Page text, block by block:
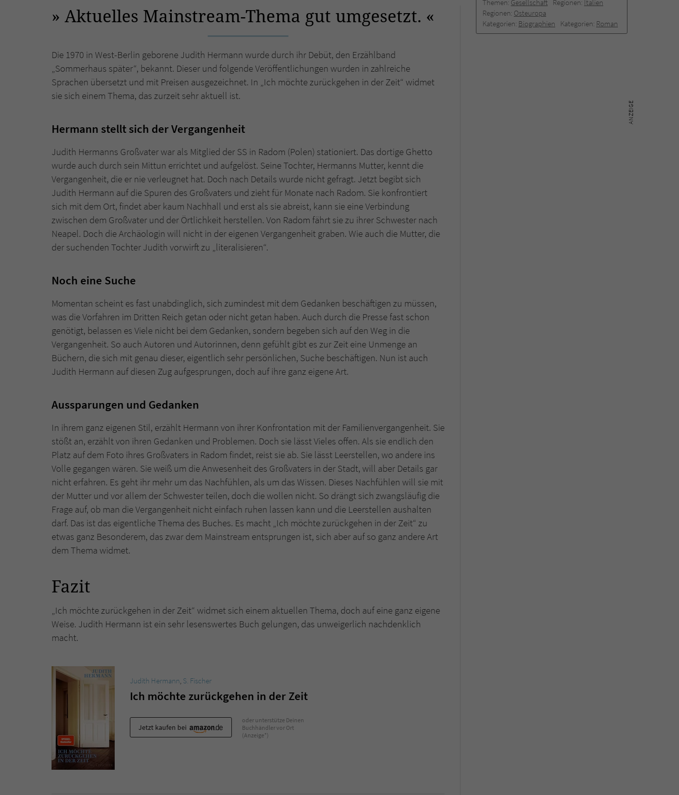
Themen: Gesellschaft Regionen: Italien
Regionen: Osteuropa
Kategorien: Biographien Kategorien: Roman
Aktuelles Mainstream-Thema gut umgesetzt.
Die 1970 in West-Berlin geborene Judith Hermann wurde durch ihr Debüt, den Erzählband
„Sommerhaus später“, bekannt. Dieser und folgende Veröffentlichungen wurden in zahlreiche
Sprachen übersetzt und mit Preisen ausgezeichnet. In „Ich möchte zurückgehen in der Zeit“ widmet
sie sich einem Thema, das zurzeit sehr aktuell ist.
Hermann stellt sich der Vergangenheit
Judith Hermanns Großvater war als Mitglied der SS in Radom (Polen) stationiert. Das dortige Ghetto
wurde auch durch sein Mittun errichtet und aufgelöst. Seine Tochter, Hermanns Mutter, kennt die
Vergangenheit, die er nie verleugnet hat. Doch nach Details wurde nicht gefragt. Jetzt begibt sich
Judith Hermann auf die Spuren des Großvaters und zieht für Monate nach Radom. Sie konfrontiert
sich mit dem Ort, findet aber kaum Nachhall und erst als sie abreist, kann sie eine Verbindung
zwischen dem Großvater und der Örtlichkeit herstellen. Von Radom fährt sie zu ihrer Schwester nach
Neapel. Doch die Archäologin will nicht in der eigenen Vergangenheit graben. Wie auch die Mutter, die
der suchenden Tochter Judith vorwirft zu „literalisieren“.
Noch eine Suche
Momentan scheint es fast unabdinglich, sich zumindest mit dem Gedanken beschäftigen zu müssen,
was die Vorfahren im Dritten Reich getan oder nicht getan haben. Auch durch die Presse fast schon
genötigt, belassen es Viele nicht bei dem Gedanken, sondern begeben sich auf den Weg in die
Vergangenheit. So auch Autoren und Autorinnen, denn gefühlt gibt es zur Zeit eine Unmenge an
Büchern, die sich mit genau dieser, eigentlich sehr persönlichen, Suche beschäftigen. Nun ist auch
Judith Hermann auf diesen Zug aufgesprungen, doch auf ihre ganz eigene Art.
Aussparungen und Gedanken
In ihrem ganz eigenen Stil, erzählt Hermann von ihrer Konfrontation mit der Familienvergangenheit. Sie
stößt an, erzählt von ihren Gedanken und Problemen. Doch sie lässt Vieles offen. Als sie endlich den
Platz auf dem Foto ihres Großvaters in Radom findet, reist sie ab. Sie lässt Leerstellen, wo andere ins
Volle gegangen wären. Sie weiß um die Anwesenheit des Großvaters in der Stadt, will aber Details gar
nicht erfahren. Es geht ihr mehr um das Nachfühlen, als um das Wissen. Dieses Nachfühlen will sie mit
der Mutter und vor allem der Schwester teilen, doch die wollen nicht. So drängt sich zwangsläufig die
Frage auf, ob man die Vergangenheit nicht einfach ruhen lassen kann und die Leerstellen aushalten
darf. Das ist das eigentliche Thema des Buches. Es macht „Ich möchte zurückgehen in der Zeit“ zu
etwas ganz Besonderem, das zwar dem Mainstream entsprungen ist, sich aber auf so ganz andere Art
dem Thema widmet.
Fazit
„Ich möchte zurückgehen in der Zeit“ widmet sich einem aktuellen Thema, doch auf eine ganz eigene
Weise. Judith Hermann ist ein sehr lesenswertes Buch gelungen, das unweigerlich nachdenklich
macht.
Judith Hermann, S. Fischer
Ich möchte zurückgehen in der Zeit
Jetzt kaufen bei
oder unterstütze Deinen
Buchhändler vor Ort
(Anzeige*)
Name tx_pwcomments_ahash
Laufzeit 1 Jahr
Zweck
Name
Anbieter Literatur-Couch Medien GmbH & Co. KG
Laufzeit
Zweck
Dieses Cookie gewährleistet die Kommunikation der
Webseite mit dem Benutzer. Es wird benötigt um z. B.
den Sicherheitscode des Kontaktformulars zu
überprüfen.